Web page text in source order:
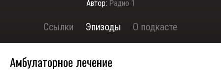
Автор: Радио 1
Ссылки Эпизоды О подкасте
Амбулаторное лечение